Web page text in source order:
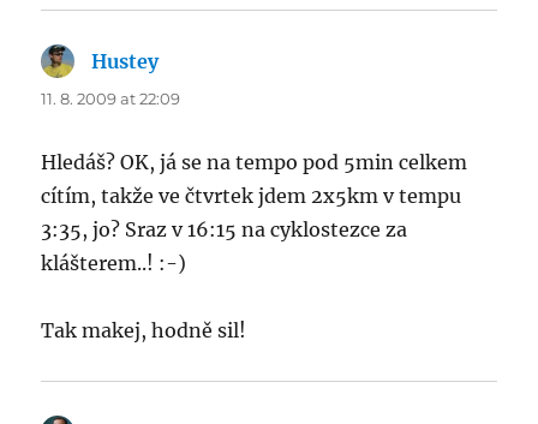
Husteysays:
11. 8. 2009 at 22:09
Hledáš? OK, já se na tempo pod 5min celkem
cítím, takže ve čtvrtek jdem 2x5km v tempu
3:35, jo? Sraz v 16:15 na cyklostezce za
klášterem..! :-)
Tak makej, hodně sil!